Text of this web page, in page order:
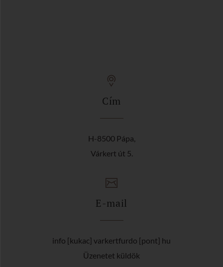
Cím
H-8500 Pápa,
Várkert út 5.
E-mail
info [kukac] varkertfurdo [pont] hu
Üzenetet küldök